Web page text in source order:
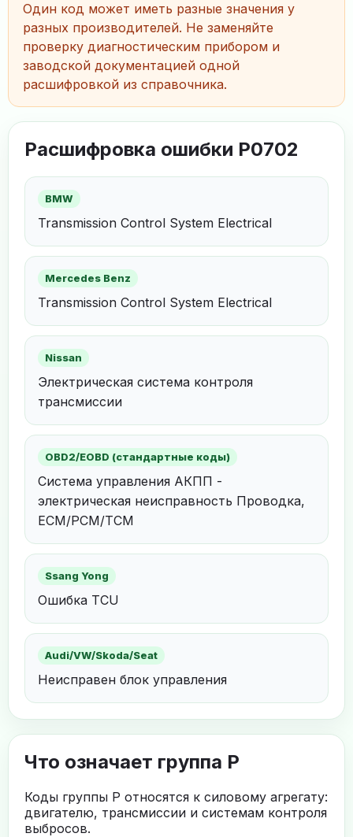
Один код может иметь разные значения у
разных производителей. Не заменяйте
проверку диагностическим прибором и
заводской документацией одной
расшифровкой из справочника.
Расшифровка ошибки P0702
BMW
Transmission Control System Electrical
Mercedes Benz
Transmission Control System Electrical
Nissan
Электрическая система контроля
трансмиссии
OBD2/EOBD (стандартные коды)
Система управления АКПП -
электрическая неисправность Проводка,
ECM/PCM/TCM
Ssang Yong
Ошибка TCU
Audi/VW/Skoda/Seat
Неисправен блок управления
Что означает группа P
Коды группы P относятся к силовому агрегату:
двигателю, трансмиссии и системам контроля
выбросов.